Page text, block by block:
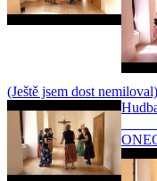
(Ještě jsem dost